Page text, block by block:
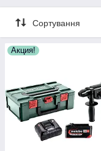
Сортування
Акция!